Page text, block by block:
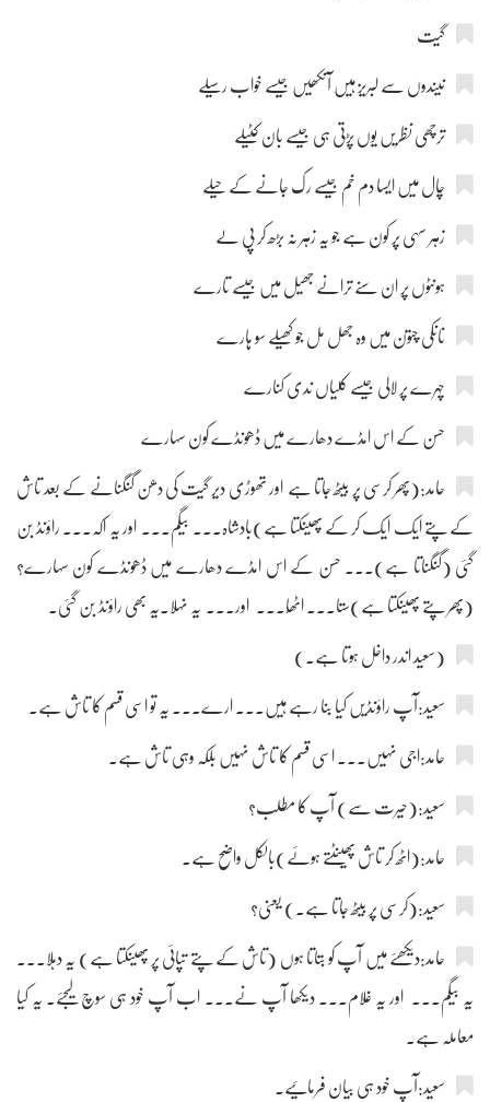
گیت
نیندوں سے لبریز ہیں آنکھیں جیسے خواب رسیلے
ترچھی نظریں یوں پڑتی ہی جیسے بان کٹیلے
چال میں ایسا دم خم جیسے رک جانے کے حیلے
زہر سہی پر کون ہے جو یہ زہر نہ بڑھ کر پی لے
ہونٹوں پر ان سنے ترانے جھیل میں جیسے تارے
نانکی چتون میں وہ جھل مل جو کھیلے سو ہارے
چہرے پر لالی جیسے کلیاں ندی کنارے
حسن کے اس امڈے دھارے میں ڈھونڈے کون سہارے
حامد:(پھر کرسی پر بیٹھ جاتا ہے اور تھوڑی دیر گیت کی دھن گنگنانے کے بعد تاش
کے پتے ایک ایک کر کے پھینکتا ہے)بادشاہ۔۔۔ بیگم۔۔۔ اور یہ اکہ۔۔۔ راؤنڈ بن
گئی (گنگناتا ہے)۔۔۔ حسن کے اس امڈے دھارے میں ڈھونڈے کون سہارے؟
(پھر پتے پھینکتا ہے)ستا۔۔۔ اٹھّا۔۔۔ اور۔۔۔ یہ نہلا۔یہ بھی راؤنڈ بن گئی۔
(سعید اندر داخل ہوتا ہے۔)
سعید:آپ راؤنڈیں کیا بنا رہے ہیں۔۔۔ ارے۔۔۔ یہ تو اسی قسم کا تاش ہے۔
حامد:اجی نہیں۔۔۔ اسی قسم کا تاش نہیں بلکہ وہی تاش ہے۔
سعید:(حیرت سے) آپ کا مطلب؟
حامد:(اٹھ کر تاش پھینٹتے ہوئے)بالکل واضح ہے۔
سعید:(کرسی پر بیٹھ جاتا ہے۔) یعنی؟
حامد:دیکھئے میں آپ کو بتاتا ہوں (تاش کے پتے تپائی پر پھینکتا ہے) یہ دہلا۔۔۔
یہ بیگم۔۔۔ اور یہ غلام۔۔۔ دیکھا آپ نے۔۔۔ اب آپ خود ہی سوچ لیجئے۔ یہ کیا
معاملہ ہے۔
سعید:آپ خود ہی بیان فرمائیے۔